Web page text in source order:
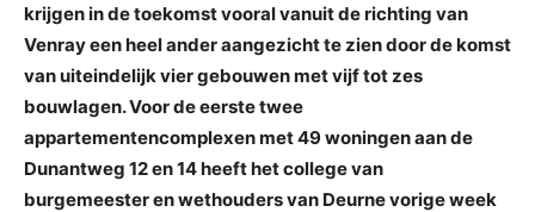
krijgen in de toekomst vooral vanuit de richting van
Venray een heel ander aangezicht te zien door de komst
van uiteindelijk vier gebouwen met vijf tot zes
bouwlagen. Voor de eerste twee
appartementencomplexen met 49 woningen aan de
Dunantweg 12 en 14 heeft het college van
burgemeester en wethouders van Deurne vorige week